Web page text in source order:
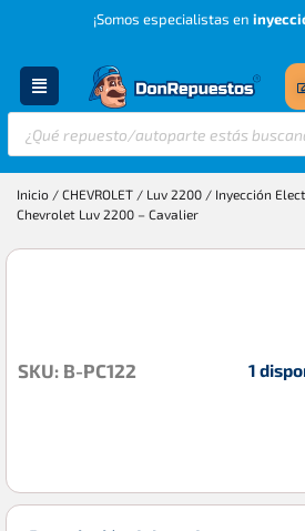
¡Somos especialistas en
Inicio / CHEVROLET / Luv 2200 / Inyección
Chevrolet Luv 2200 – Cavalier
SKU: B-PC122 1